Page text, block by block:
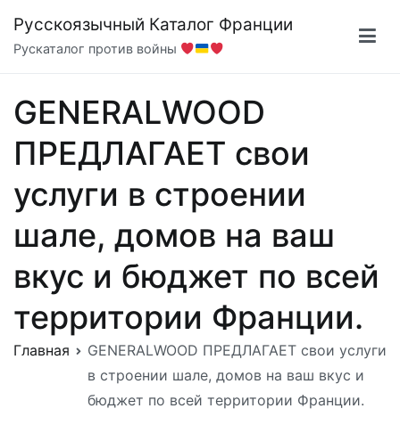
содержимому
Русскоязычный Каталог Франции
Рускаталог против войны
GENERALWOOD
ПРЕДЛАГАЕТ свои
услуги в строении
шале, домов на ваш
вкус и бюджет по всей
территории Франции.
Главная
GENERALWOOD ПРЕДЛАГАЕТ свои услуги
в строении шале, домов на ваш вкус и
бюджет по всей территории Франции.